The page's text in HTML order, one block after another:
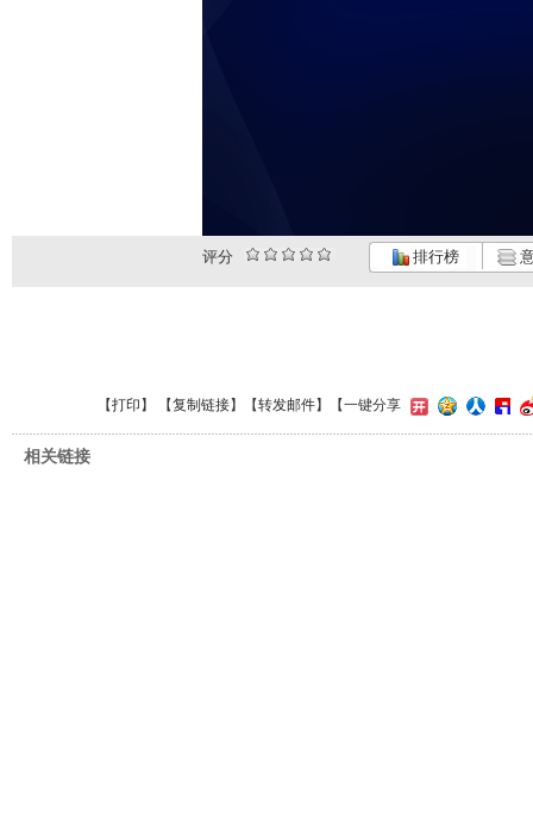
评分 排行榜
【打印 】 【复制链接】【转发邮件】 【一键分享
相关链接